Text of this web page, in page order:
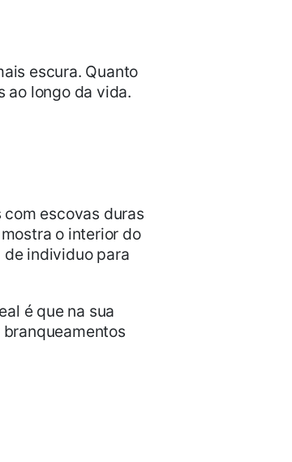
escura. Quanto
ao longo da vida.
escovas duras
o interior do
de individuo para
é que na sua